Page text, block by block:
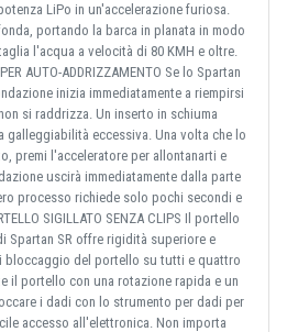
LiPo in un'accelerazione furiosa.
portando la barca in planata in modo
l'acqua a velocità di 80 KMH e oltre.
AUTO-ADDRIZZAMENTO Se lo Spartan
inizia immediatamente a riempirsi
si raddrizza. Un inserto in schiuma
galleggiabilità eccessiva. Una volta che lo
premi l'acceleratore per allontanarti e
uscirà immediatamente dalla parte
processo richiede solo pochi secondi e
SIGILLATO SENZA CLIPS Il portello
Spartan SR offre rigidità superiore e
bloccaggio del portello su tutti e quattro
il portello con una rotazione rapida e un
i dadi con lo strumento per dadi per
accesso all'elettronica. Non importa